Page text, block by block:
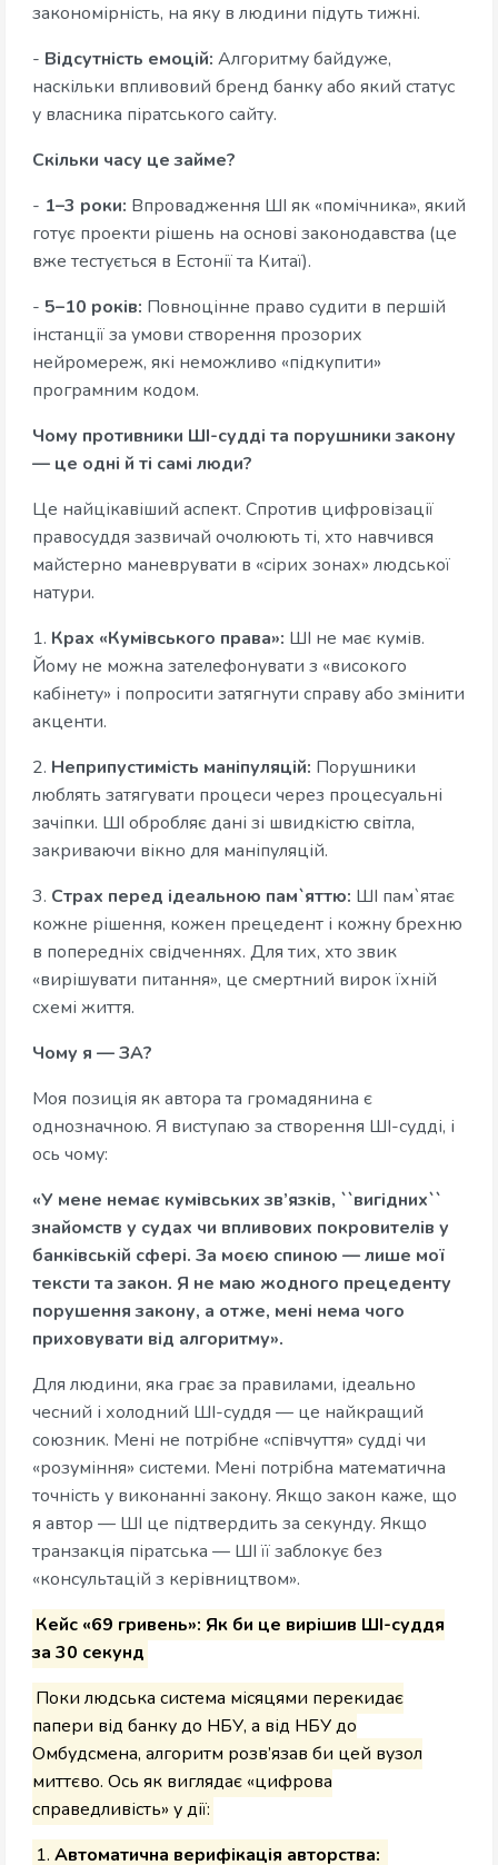
закономірність, на яку в людини підуть тижні.
- Відсутність емоцій: Алгоритму байдуже,
наскільки впливовий бренд банку або який статус
у власника піратського сайту.
Скільки часу це займе?
- 1–3 роки: Впровадження ШІ як «помічника», який
готує проекти рішень на основі законодавства (це
вже тестується в Естонії та Китаї).
- 5–10 років: Повноцінне право судити в першій
інстанції за умови створення прозорих
нейромереж, які неможливо «підкупити»
програмним кодом.
Чому противники ШІ-судді та порушники закону
— це одні й ті самі люди?
Це найцікавіший аспект. Спротив цифровізації
правосуддя зазвичай очолюють ті, хто навчився
майстерно маневрувати в «сірих зонах» людської
натури.
1. Крах «Кумівського права»: ШІ не має кумів.
Йому не можна зателефонувати з «високого
кабінету» і попросити затягнути справу або змінити
акценти.
2. Неприпустимість маніпуляцій: Порушники
люблять затягувати процеси через процесуальні
зачіпки. ШІ обробляє дані зі швидкістю світла,
закриваючи вікно для маніпуляцій.
3. Страх перед ідеальною пам`яттю: ШІ пам`ятає
кожне рішення, кожен прецедент і кожну брехню
в попередніх свідченнях. Для тих, хто звик
«вирішувати питання», це смертний вирок їхній
схемі життя.
Чому я — ЗА?
Моя позиція як автора та громадянина є
однозначною. Я виступаю за створення ШІ-судді, і
ось чому:
«У мене немає кумівських зв’язків, ``вигідних``
знайомств у судах чи впливових покровителів у
банківській сфері. За моєю спиною — лише мої
тексти та закон. Я не маю жодного прецеденту
порушення закону, а отже, мені нема чого
приховувати від алгоритму».
Для людини, яка грає за правилами, ідеально
чесний і холодний ШІ-суддя — це найкращий
союзник. Мені не потрібне «співчуття» судді чи
«розуміння» системи. Мені потрібна математична
точність у виконанні закону. Якщо закон каже, що
я автор — ШІ це підтвердить за секунду. Якщо
транзакція піратська — ШІ її заблокує без
«консультацій з керівництвом».
Кейс «69 гривень»: Як би це вирішив ШІ-суддя
за 30 секунд
Поки людська система місяцями перекидає
папери від банку до НБУ, а від НБУ до
Омбудсмена, алгоритм розв’язав би цей вузол
миттєво. Ось як виглядає «цифрова
справедливість» у дії:
1.Автоматична верифікація авторства: